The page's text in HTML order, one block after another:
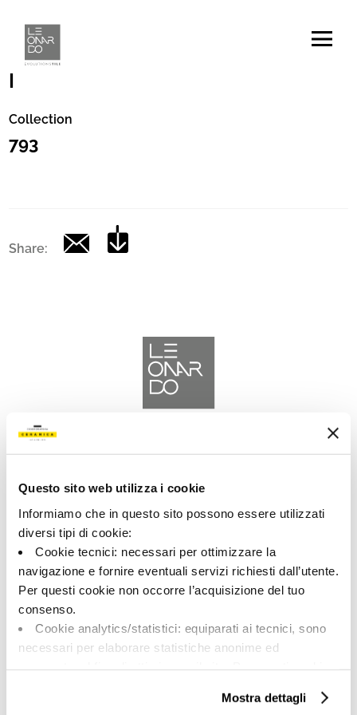
Questo sito web utilizza i cookie
Informiamo che in questo sito possono essere utilizzati
diversi tipi di cookie:
Cookie tecnici: necessari per ottimizzare la
navigazione e fornire eventuali servizi richiesti dall’utente.
Per questi cookie non occorre l’acquisizione del tuo
consenso.
Cookie analytics/statistici: equiparati ai tecnici, sono
necessari per elaborare statistiche anonime ed
Cookie di profilazione/marketing: sono utilizzati, solo
Mostra dettagli
Codice
|
Collection
793
Share:
LEONARDO